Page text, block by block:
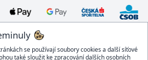
se používají soubory cookies a další síťové
také sloužit ke zpracování dalších osobních